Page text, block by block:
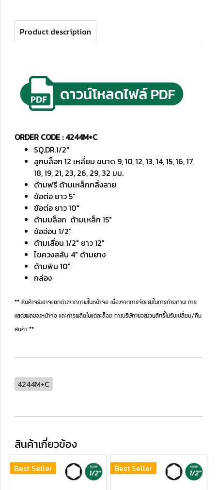
Product description
ORDER CODE : 4244M+C
SQ.DR.1/2"
ลูกบล็อก 12 เหลี่ยม ขนาด 9, 10, 12, 13, 14, 15, 16, 17,
18, 19, 21, 23, 26, 29, 32 มม.
ด้ามฟรี ด้ามเหล็กกลิ้งลาย
ข้อต่อ ยาว 5"
ข้อต่อ ยาว 10"
ด้ามบล็อก ด้ามเหล็ก 15"
ข้ออ่อน 1/2"
ด้ามเลื่อน 1/2" ยาว 12"
ไขควงสลับ 4" ด้ามยาง
ด้ามพิน 10"
กล่อง
** สินค้าจริงอาจแตกต่างจากภาพในหน้าจอ เนื่องจากการจัดแสงในการถ่ายภาพ การ
แสดงผลของหน้าจอ และการผลิตในแต่ละล็อต ทางบริษัทฯขอสงวนสิทธิ์ไม่รับเปลี่ยน/คืน
สินค้า **
4244M+C
สินค้าเกี่ยวข้อง
Best Seller Best Seller